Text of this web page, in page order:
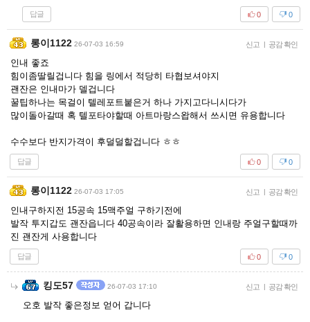
답글 0
0
롱이1122 26-07-03 16:59 신고 | 공감 확인
인내 좋죠
힘이좀딸릴겁니다 힘을 링에서 적당히 타협보셔야지
괜잔은 인내마가 델겁니다
꿀팁하나는 목걸이 텔레포트붙은거 하나 가지고다니시다가
많이돌아갈때 혹 텔포타야할때 아트마랑스왑해서 쓰시면 유용합니다
수수보다 반지가격이 후덜덜할겁니다 ㅎㅎ
답글 0
0
롱이1122 26-07-03 17:05 신고 | 공감 확인
인내구하지전 15공속 15맥주얼 구하기전에
발작 투지갑도 괜잔읍니다 40공속이라 잘활용하면 인내랑 주얼구할때까
진 괜잔게 사용합니다
답글 0
0
킹도57 26-07-03 17:10 신고 | 공감 확인
오호 발작 좋은정보 얻어 갑니다